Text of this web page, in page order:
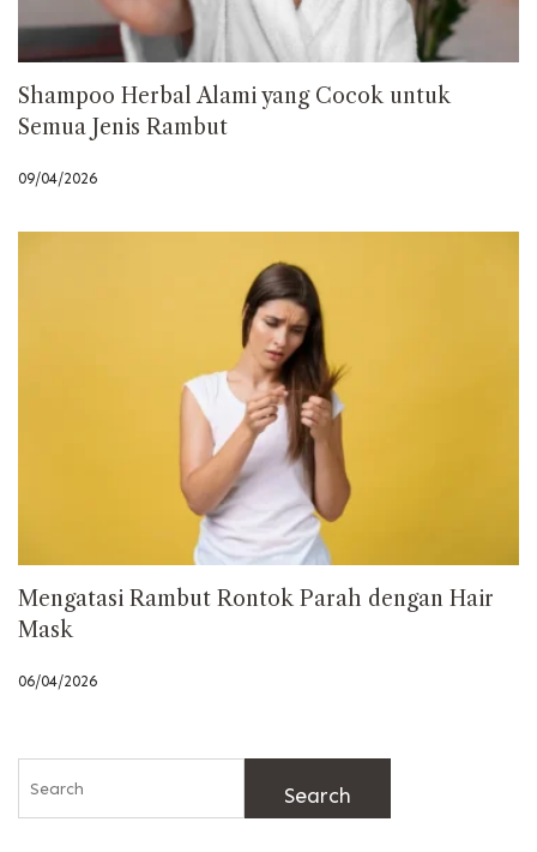
Shampoo Herbal Alami yang Cocok untuk
Semua Jenis Rambut
09/04/2026
Mengatasi Rambut Rontok Parah dengan Hair
Mask
06/04/2026